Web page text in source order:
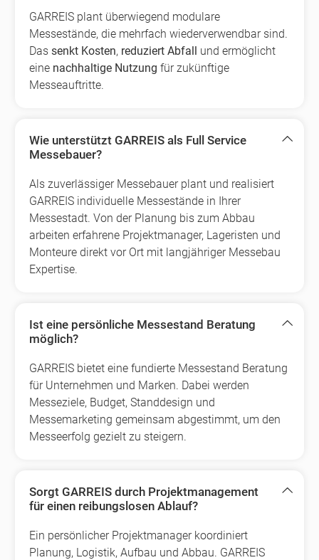
GARREIS plant überwiegend modulare
Messestände, die mehrfach wiederverwendbar sind.
Das senkt Kosten, reduziert Abfall und ermöglicht
eine nachhaltige Nutzung für zukünftige
Messeauftritte.
Wie unterstützt GARREIS als Full Service
Messebauer?
Als zuverlässiger Messebauer plant und realisiert
GARREIS individuelle Messestände in Ihrer
Messestadt. Von der Planung bis zum Abbau
arbeiten erfahrene Projektmanager, Lageristen und
Monteure direkt vor Ort mit langjähriger Messebau
Expertise.
Ist eine persönliche Messestand Beratung
möglich?
GARREIS bietet eine fundierte Messestand Beratung
für Unternehmen und Marken. Dabei werden
Messeziele, Budget, Standdesign und
Messemarketing gemeinsam abgestimmt, um den
Messeerfolg gezielt zu steigern.
Sorgt GARREIS durch Projektmanagement
für einen reibungslosen Ablauf?
Ein persönlicher Projektmanager koordiniert
Planung, Logistik, Aufbau und Abbau. GARREIS